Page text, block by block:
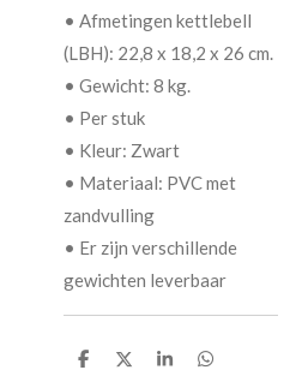
• Afmetingen kettlebell
(LBH): 22,8 x 18,2 x 26 cm.
• Gewicht: 8 kg.
• Per stuk
• Kleur: Zwart
• Materiaal: PVC met
zandvulling
• Er zijn verschillende
gewichten leverbaar
D
D
S
D